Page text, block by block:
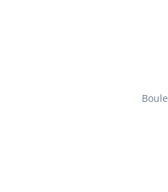
Boule